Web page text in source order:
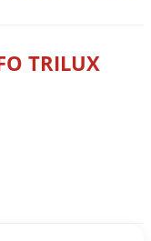
TRILUX